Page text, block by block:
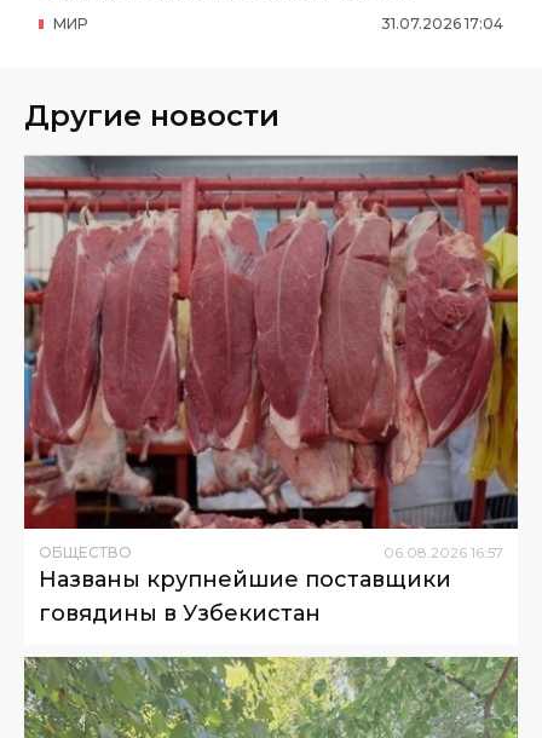
31.07.2026 17:04
МИР
Другие новости
ОБЩЕСТВО 06 08 2026 16:57
Названы крупнейшие поставщики
говядины в Узбекистан